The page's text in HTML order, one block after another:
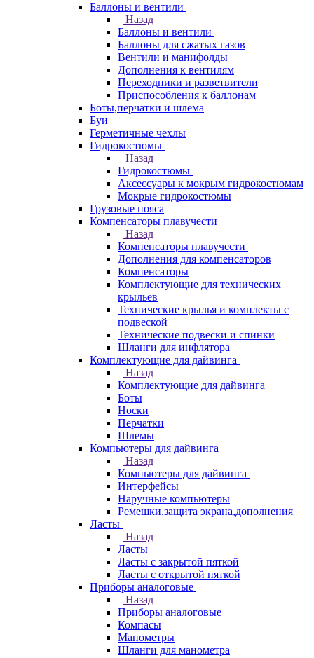
Баллоны и вентили
Назад
Баллоны и вентили
Баллоны для сжатых газов
Вентили и манифолды
Дополнения к вентилям
Переходники и разветвители
Приспособления к баллонам
Боты,перчатки и шлема
Буи
Герметичные чехлы
Гидрокостюмы
Назад
Гидрокостюмы
Аксессуары к мокрым гидрокостюмам
Мокрые гидрокостюмы
Грузовые пояса
Компенсаторы плавучести
Назад
Компенсаторы плавучести
Дополнения для компенсаторов
Компенсаторы
Комплектующие для технических
крыльев
Технические крылья и комплекты с
подвеской
Технические подвески и спинки
Шланги для инфлятора
Комплектующие для дайвинга
Назад
Комплектующие для дайвинга
Боты
Носки
Перчатки
Шлемы
Компьютеры для дайвинга
Назад
Компьютеры для дайвинга
Интерфейсы
Наручные компьютеры
Ремешки,защита экрана,дополнения
Ласты
Назад
Ласты
Ласты с закрытой пяткой
Ласты с открытой пяткой
Приборы аналоговые
Назад
Приборы аналоговые
Компасы
Манометры
Шланги для манометра